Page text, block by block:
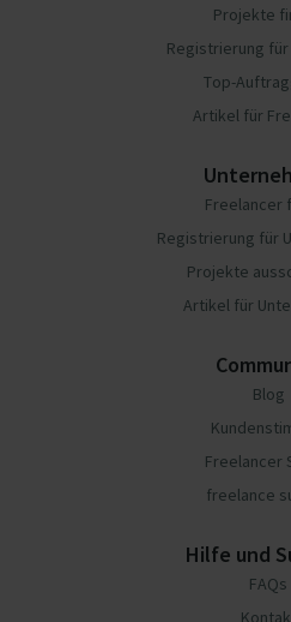
Projekte
Registrierung
Top-
Artikel für
Freelancer
Registrierung für
Projekte
Artikel für
Blog
Freelancer
freelance
Hilfe und
FAQs